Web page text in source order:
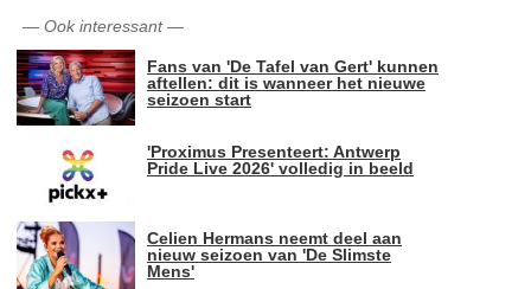
— Ook interessant—
Fans van 'De Tafel van Gert' kunnen
aftellen: dit is wanneer het nieuwe
seizoen start
'Proximus Presenteert: Antwerp
Pride Live 2026' volledig in beeld
Celien Hermans neemt deel aan
nieuw seizoen van 'De Slimste
Mens'